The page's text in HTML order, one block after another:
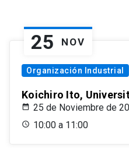
25 NOV
Organización Industrial
Koichiro Ito,
25 de Noviembre de
10:00 a 11:00